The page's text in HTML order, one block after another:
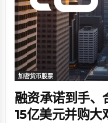
加密货币股票
融资承诺到手
15亿美元并购大